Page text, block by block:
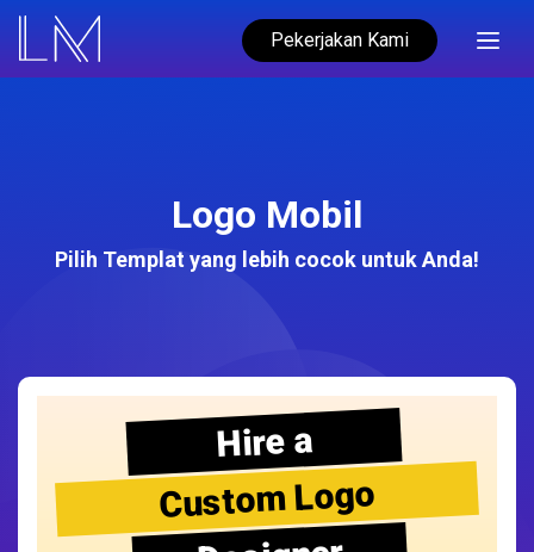
Pekerjakan Kami
Logo Mobil
Pilih Templat yang lebih cocok untuk Anda!
Hire a
Custom Logo